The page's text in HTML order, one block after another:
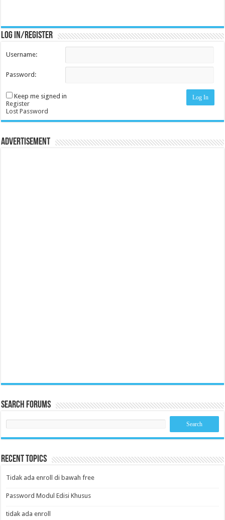
Log in/register
Username:
Password:
Keep me signed in Log In
Register
Lost Password
Advertisement
Search Forums
Recent Topics
Tidak ada enroll di bawah free
Password Modul Edisi Khusus
tidak ada enroll